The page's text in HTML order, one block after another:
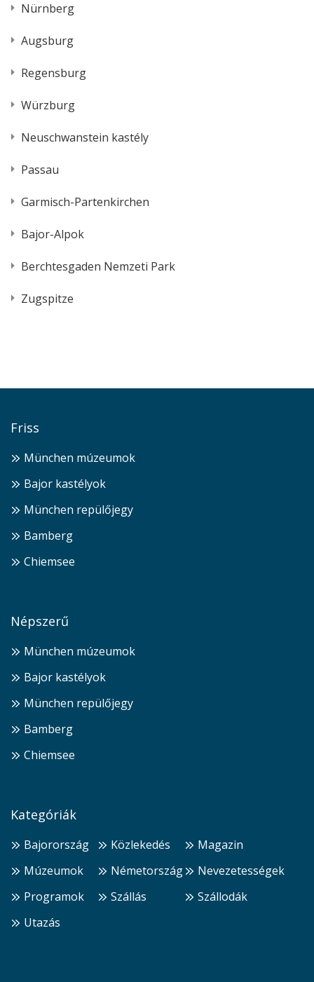
Nürnberg
Augsburg
Regensburg
Würzburg
Neuschwanstein kastély
Passau
Garmisch-Partenkirchen
Bajor-Alpok
Berchtesgaden Nemzeti Park
Zugspitze
Friss
München múzeumok
Bajor kastélyok
München repülőjegy
Bamberg
Chiemsee
Népszerű
München múzeumok
Bajor kastélyok
München repülőjegy
Bamberg
Chiemsee
Kategóriák
Bajorország Közlekedés
Magazin
Múzeumok
Németország
Nevezetességek
Programok
Szállás
Szállodák
Utazás